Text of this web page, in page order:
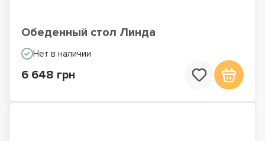
Обеденный стол Линда
Нет в наличии
6 648 грн